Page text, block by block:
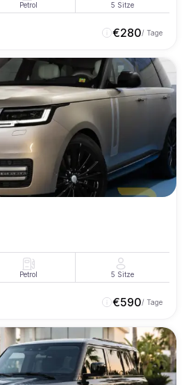
Petrol 5 Sitze
€280/ Tage
Petrol 5 Sitze
€590/ Tage